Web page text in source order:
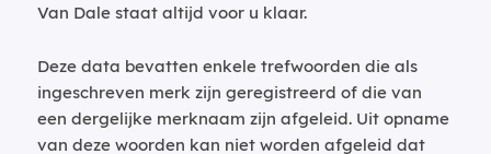
Van Dale staat altijd voor u klaar.
Deze data bevatten enkele trefwoorden die als
ingeschreven merk zijn geregistreerd of die van
een dergelijke merknaam zijn afgeleid. Uit opname
van deze woorden kan niet worden afgeleid dat